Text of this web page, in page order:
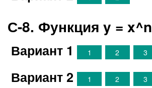
С-8. Функция y = x^n
Вариант 1 1 2 3
Вариант 2 1 2 3